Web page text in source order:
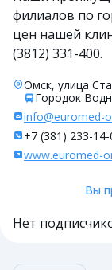
филиалов по
цен нашей
(3812) 331-400.
Омск, улица
Городок
info@euromed-
+7 (381) 233-14-
www.euromed-
Вы
Нет